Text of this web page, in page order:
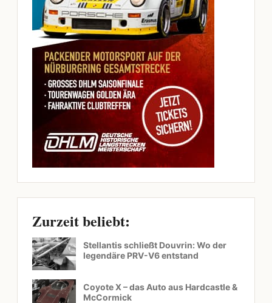
Zurzeit beliebt:
Stellantis schließt Douvrin: Wo der
legendäre PRV-V6 entstand
Coyote X – das Auto aus Hardcastle &
McCormick